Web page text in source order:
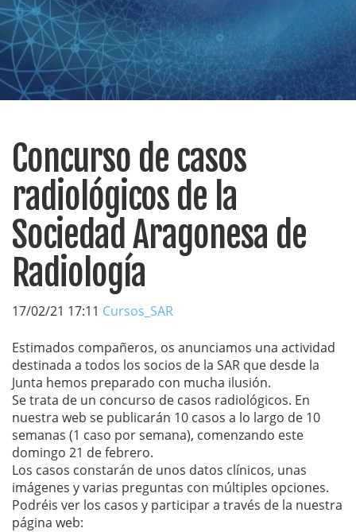
Concurso de casos
radiológicos de la
Sociedad Aragonesa de
Radiología
17/02/21 17:11 Cursos_SAR
Estimados compañeros, os anunciamos una actividad
destinada a todos los socios de la SAR que desde la
Junta hemos preparado con mucha ilusión.
Se trata de un concurso de casos radiológicos. En
nuestra web se publicarán 10 casos a lo largo de 10
semanas (1 caso por semana), comenzando este
domingo 21 de febrero.
Los casos constarán de unos datos clínicos, unas
imágenes y varias preguntas con múltiples opciones.
Podréis ver los casos y participar a través de la nuestra
página web: